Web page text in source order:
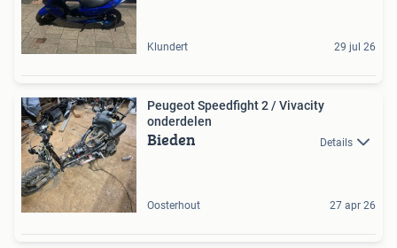
Klundert 29 jul 26
Peugeot Speedfight 2 / Vivacity
onderdelen
Bieden Details
Oosterhout 27 apr 26